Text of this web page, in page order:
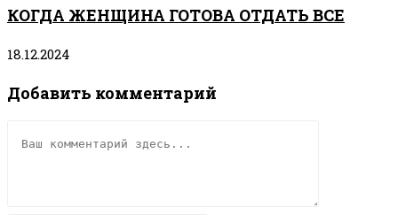
КОГДА ЖЕНЩИНА ГОТОВА ОТДАТЬ ВСЕ
18.12.2024
Добавить комментарий